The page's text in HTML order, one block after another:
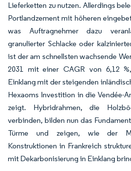
Lieferketten zu nutzen. Allerdings
Portlandzement mit höheren
was Auftragnehmer dazu
granulierter Schlacke oder
ist der am schnellsten wachsende
2031 mit einer CAGR von 6,12
Einklang mit der steigenden
Hexaoms Investition in die Vendée-
zeigt. Hybridrahmen, die
verbinden, bilden nun das
Türme und zeigen, wie der
Konstruktionen in Frankreich
mit Dekarbonisierung in Einklang